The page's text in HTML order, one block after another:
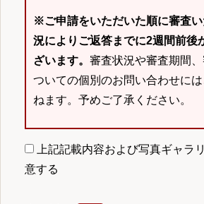
※ご申請をいただいた順に審査
況によりご返答までに2週間前後
ざいます。 審査状況や審査期間
ついての個別のお問い合わせに
ねます。予めご了承ください。
上記記載内容および写真ギャラ
意する